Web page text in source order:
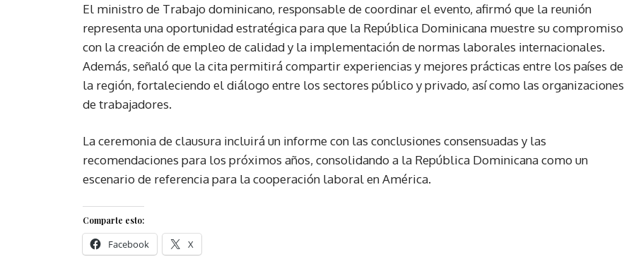
El ministro de Trabajo dominicano, responsable de coordinar el evento, afirmó que la reunión
representa una oportunidad estratégica para que la República Dominicana muestre su compromiso
con la creación de empleo de calidad y la implementación de normas laborales internacionales.
Además, señaló que la cita permitirá compartir experiencias y mejores prácticas entre los países de
la región, fortaleciendo el diálogo entre los sectores público y privado, así como las organizaciones
de trabajadores.
La ceremonia de clausura incluirá un informe con las conclusiones consensuadas y las
recomendaciones para los próximos años, consolidando a la República Dominicana como un
escenario de referencia para la cooperación laboral en América.
Comparte esto:
Facebook X